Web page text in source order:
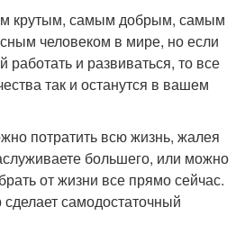
крутым, самым добрым, самым
человеком в мире, но если
работать и развиваться, то все
так и останутся в вашем
потратить всю жизнь, жалея
большего, или можно
от жизни все прямо сейчас.
самодостаточный